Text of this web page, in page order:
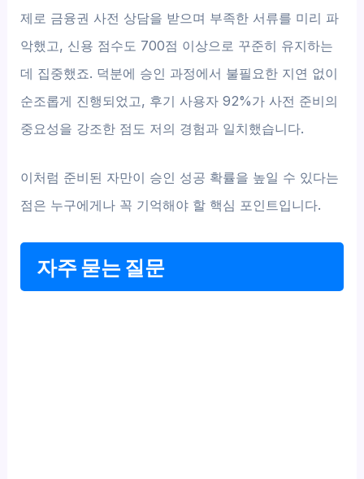
제로 금융권 사전 상담을 받으며 부족한 서류를 미리 파
악했고, 신용 점수도 700점 이상으로 꾸준히 유지하는
데 집중했죠. 덕분에 승인 과정에서 불필요한 지연 없이
순조롭게 진행되었고, 후기 사용자 92%가 사전 준비의
중요성을 강조한 점도 저의 경험과 일치했습니다.
이처럼 준비된 자만이 승인 성공 확률을 높일 수 있다는
점은 누구에게나 꼭 기억해야 할 핵심 포인트입니다.
자주 묻는 질문